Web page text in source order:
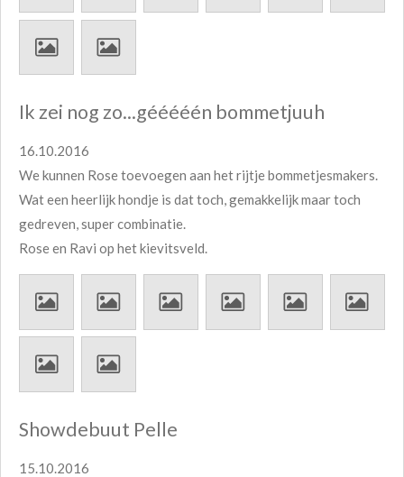
Ik zei nog zo...gééééén bommetjuuh
16.10.2016
We kunnen Rose toevoegen aan het rijtje bommetjesmakers.
Wat een heerlijk hondje is dat toch, gemakkelijk maar toch
gedreven, super combinatie.
Rose en Ravi op het kievitsveld.
Showdebuut Pelle
15.10.2016